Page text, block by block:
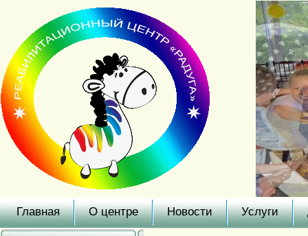
Главная О центре Новости Услуги